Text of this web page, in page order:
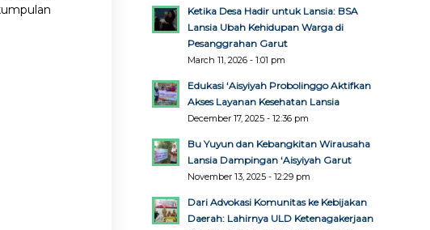
Ketika Desa Hadir untuk Lansia: BSA
Lansia Ubah Kehidupan Warga di
Pesanggrahan Garut
March 11, 2026 - 1:01 pm
Edukasi ‘Aisyiyah Probolinggo Aktifkan
Akses Layanan Kesehatan Lansia
December 17, 2025 - 12:36 pm
Bu Yuyun dan Kebangkitan Wirausaha
Lansia Dampingan ‘Aisyiyah Garut
November 13, 2025 - 12:29 pm
Dari Advokasi Komunitas ke Kebijakan
Daerah: Lahirnya ULD Ketenagakerjaan